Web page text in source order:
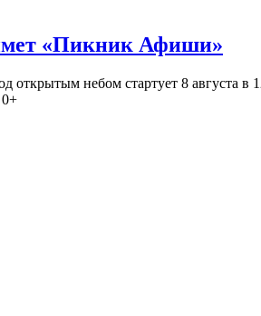
«Пикник Афиши»
небом стартует 8 августа в